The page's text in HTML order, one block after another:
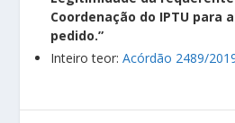
Coordenação do IPTU para
pedido.”
Inteiro teor:Acórdão 2489/